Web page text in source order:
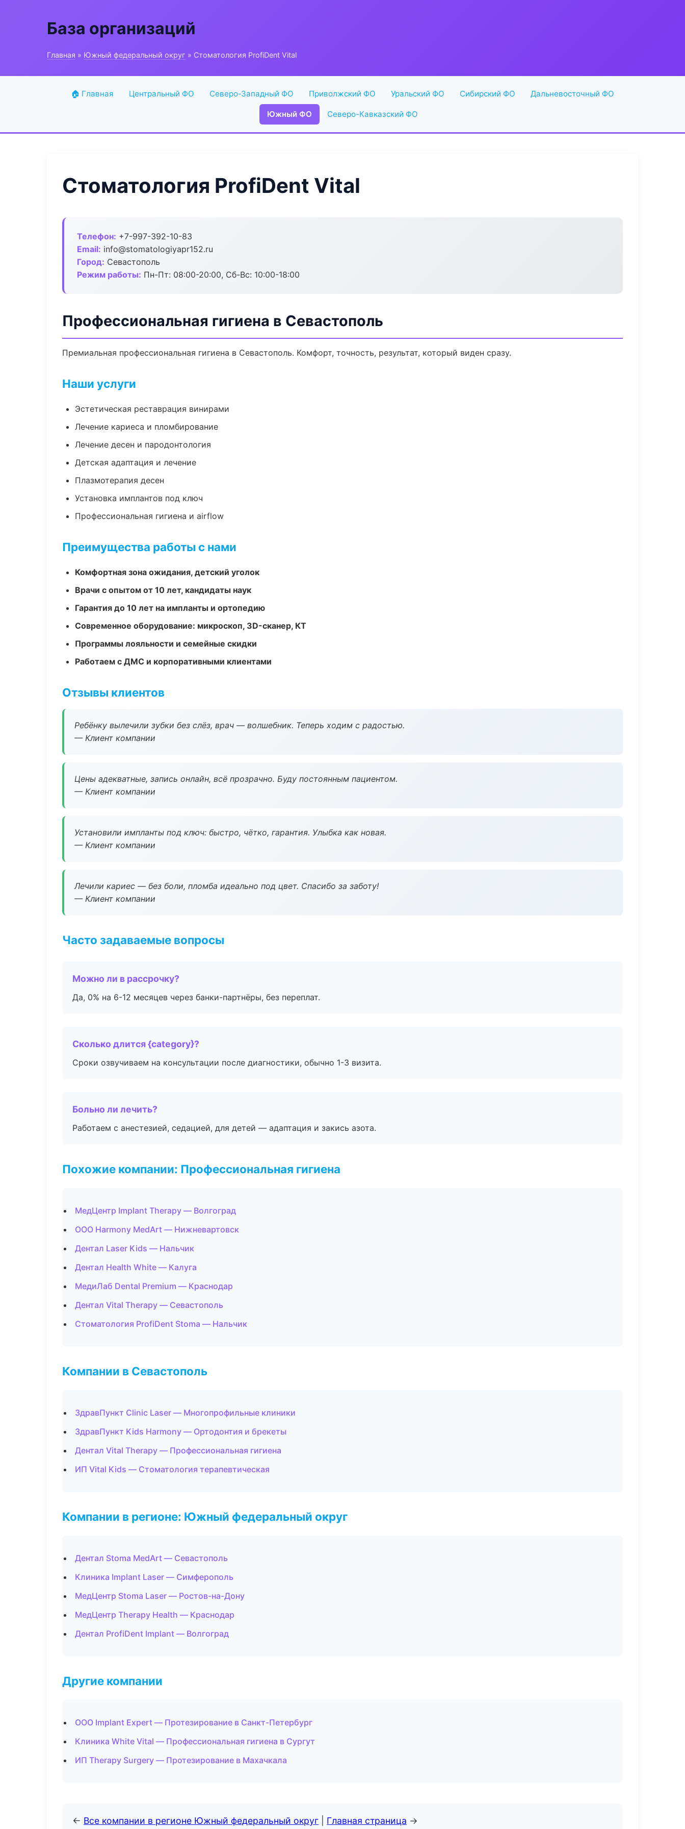
База организаций
Главная » Южный федеральный округ » Стоматология ProfiDent Vital
🏠 Главная Центральный ФО Северо-Западный ФО Приволжский ФО Уральский ФО Сибирский ФО Дальневосточный ФО
Южный ФО Северо-Кавказский ФО
Стоматология ProfiDent Vital
Телефон: +7-997-392-10-83
Email: info@stomatologiyapr152.ru
Город: Севастополь
Режим работы: Пн-Пт: 08:00-20:00, Сб-Вс: 10:00-18:00
Профессиональная гигиена в Севастополь
Премиальная профессиональная гигиена в Севастополь. Комфорт, точность, результат, который виден сразу.
Наши услуги
Эстетическая реставрация винирами
Лечение кариеса и пломбирование
Лечение десен и пародонтология
Детская адаптация и лечение
Плазмотерапия десен
Установка имплантов под ключ
Профессиональная гигиена и airflow
Преимущества работы с нами
Комфортная зона ожидания, детский уголок
Врачи с опытом от 10 лет, кандидаты наук
Гарантия до 10 лет на импланты и ортопедию
Современное оборудование: микроскоп, 3D-сканер, КТ
Программы лояльности и семейные скидки
Работаем с ДМС и корпоративными клиентами
Отзывы клиентов
Ребёнку вылечили зубки без слёз, врач — волшебник. Теперь ходим с радостью.
— Клиент компании
Цены адекватные, запись онлайн, всё прозрачно. Буду постоянным пациентом.
— Клиент компании
Установили импланты под ключ: быстро, чётко, гарантия. Улыбка как новая.
— Клиент компании
Лечили кариес — без боли, пломба идеально под цвет. Спасибо за заботу!
— Клиент компании
Часто задаваемые вопросы
Можно ли в рассрочку?
Да, 0% на 6-12 месяцев через банки-партнёры, без переплат.
Сколько длится {category}?
Сроки озвучиваем на консультации после диагностики, обычно 1-3 визита.
Больно ли лечить?
Работаем с анестезией, седацией, для детей — адаптация и закись азота.
Похожие компании: Профессиональная гигиена
МедЦентр Implant Therapy — Волгоград
ООО Harmony MedArt — Нижневартовск
Дентал Laser Kids — Нальчик
Дентал Health White — Калуга
МедиЛаб Dental Premium — Краснодар
Дентал Vital Therapy — Севастополь
Стоматология ProfiDent Stoma — Нальчик
Компании в Севастополь
ЗдравПункт Clinic Laser — Многопрофильные клиники
ЗдравПункт Kids Harmony — Ортодонтия и брекеты
Дентал Vital Therapy — Профессиональная гигиена
ИП Vital Kids — Стоматология терапевтическая
Компании в регионе: Южный федеральный округ
Дентал Stoma MedArt — Севастополь
Клиника Implant Laser — Симферополь
МедЦентр Stoma Laser — Ростов-на-Дону
МедЦентр Therapy Health — Краснодар
Дентал ProfiDent Implant — Волгоград
Другие компании
ООО Implant Expert — Протезирование в Санкт-Петербург
Клиника White Vital — Профессиональная гигиена в Сургут
ИП Therapy Surgery — Протезирование в Махачкала
← Все компании в регионе Южный федеральный округ Главная страница →